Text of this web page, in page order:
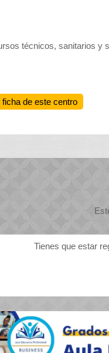
técnicos, sanitarios y
ficha de este centro
Tienes que estar